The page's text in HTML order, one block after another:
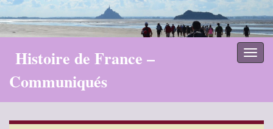
Histoire de France –
Communiqués